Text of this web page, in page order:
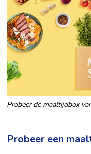
Probeer de maaltijdbox
Probeer een